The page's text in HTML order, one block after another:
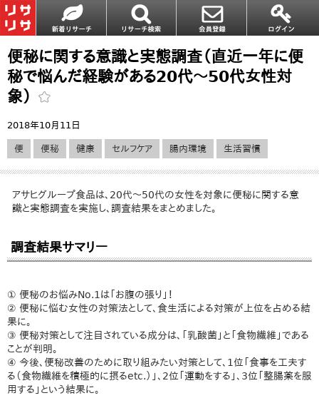
便秘に関する意識と実態調査（直近一年に便
秘で悩んだ経験がある20代～50代女性対
象）
2018年10月11日
便 便秘 健康 セルフケア 腸内環境 生活習慣
アサヒグループ食品は、20代～50代の女性を対象に便秘に関する意
識と実態調査を実施し、調査結果をまとめました。
調査結果サマリー
① 便秘のお悩みNo.1は「お腹の張り」！
② 便秘に悩む女性の対策法として、食生活による対策が上位を占める結
果に。
③ 便秘対策として注目されている成分は、「乳酸菌」と「食物繊維」である
ことが判明。
④ 今後、便秘改善のために取り組みたい対策として、1位「食事を工夫す
る（食物繊維を積極的に摂るetc.）」、2位「運動をする」、3位「整腸薬を服
用する」という結果に。